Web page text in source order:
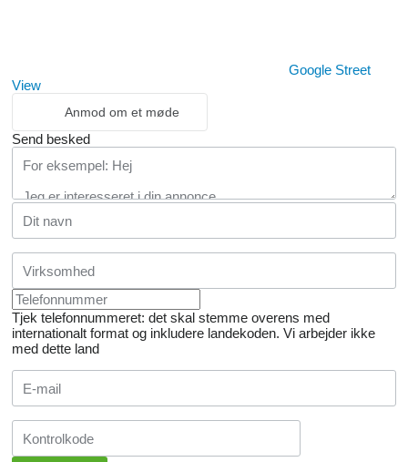
Google Street
View
Anmod om et møde
Send besked
Tjek telefonnummeret: det skal stemme overens med
internationalt format og inkludere landekoden. Vi arbejder ikke
med dette land